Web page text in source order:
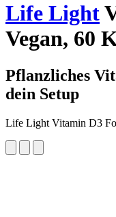
Life Light
Vegan, 60
Pflanzliches
dein Setup
Life Light Vitamin D3